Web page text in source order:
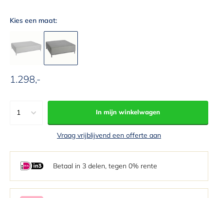
Kies een maat:
Aanbiedingsprijs
1.298,-
1
3
5
In mijn winkelwagen
Vraag vrijblijvend een offerte aan
Betaal in 3 delen, tegen 0% rente